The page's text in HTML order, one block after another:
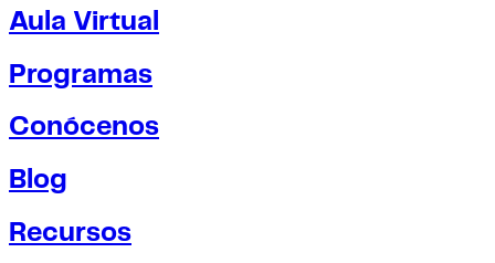
Aula Virtual
Programas
Conócenos
Blog
Recursos